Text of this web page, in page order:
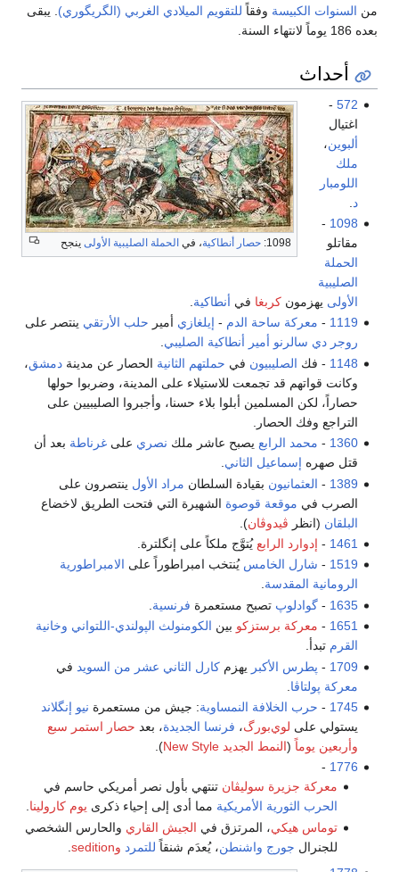
من السنوات الكبيسة وفقاً للتقويم الميلادي الغربي (الگريگوري) . يبقى
بعده 186 يوماً لانتهاء السنة.
أحداث
1098: حصار أنطاكية، في الحملة الصليبية الأولى ينجح
572
-
اغتيال
ألبوين،
ملك
اللومبار
د
1098
-
مقاتلو
الحملة
الصليبية
الأولى يهزمونكربغا في أنطاكية
1119
- معركة ساحة الدم - إيلغازي أمير حلب الأرتقي ينتصر على
روجر دي سالرنو أمير أنطاكية الصليبي.
1148 - فك الصليبيون في حملتهم الثانية الحصار عن مدينةدمشق،
وكانت قواتهم قد تجمعت للاستيلاء على المدينة، وضربوا حولها
حصاراً، لكن المسلمين أبلوا بلاء حسنا، وأجبروا الصليبيين على
التراجع وفك الحصار.
1360
- محمد الرابع يصبح عاشر ملك نصري علىغرناطة بعد أن
قتل صهره إسماعيل الثاني
1389
- العثمانيون بقيادة السلطان مراد الأول ينتصرون على
الصرب في موقعة قوصوة الشهيرة التي فتحت الطريق لاخضاع
البلقان (انظر ڤيدوڤان).
1461
- إدوارد الرابع يُتوَّج ملكاً على إنگلترة.
1519
- شارل الخامس يُنتخب امبراطوراً على الامبراطورية
الرومانية المقدسة.
1635
-گوادلوپ تصبح مستعمرة فرنسية
1651
- معركة برستزكو بين الكومنولث الپولندي-اللتواني وخانية
القرم تبدأ.
1709
- پطرس الأكبر يهزمكارل الثاني عشر من السويد في
معركة پولتاڤا
1745
- حرب الخلافة النمساوية: جيش من مستعمرة نيو إنگلاند
يستولي على لوي‌بورگ، فرنسا الجديدة، بعد حصار استمر سبع
وأربعين يوماً (النمط الجديد New Style
).
1776
-
معركة جزيرة سوليڤان تنتهي بأول نصر أمريكي حاسم في
الحرب الثورية الأمريكية مما أدى إلى إحياء ذكرى يوم كارولينا.
توماس هيكي، المرتزق في الجيش القاري والحارس الشخصي
للجنرال جورج واشنطن، يُعدَم شنقاً للتمرد وsedition .